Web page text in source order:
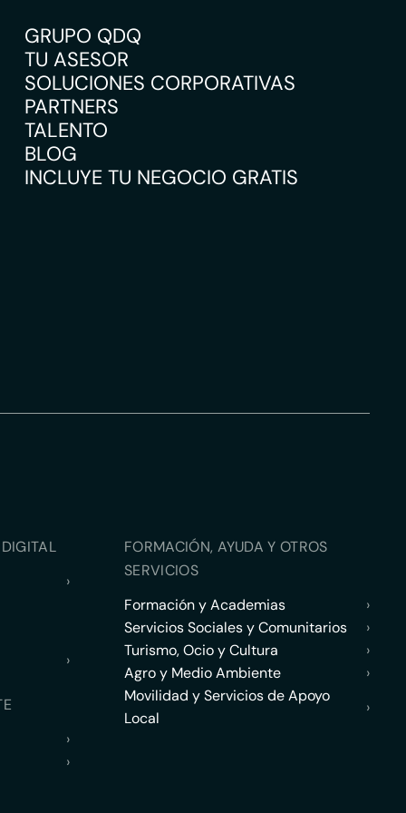
GRUPO QDQ
TU ASESOR
SOLUCIONES CORPORATIVAS
PARTNERS
TALENTO
BLOG
INCLUYE TU NEGOCIO GRATIS
›
›
›
›
FORMACIÓN, AYUDA Y OTROS
SERVICIOS
Formación y Academias
›
Servicios Sociales y Comunitarios
›
Turismo, Ocio y Cultura
›
Agro y Medio Ambiente
›
Movilidad y Servicios de Apoyo
Local
›